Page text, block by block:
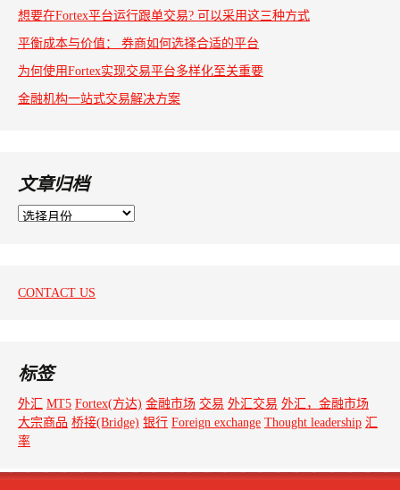
想要在Fortex平台运行跟单交易? 可以采用这三种方式
平衡成本与价值： 券商如何选择合适的平台
为何使用Fortex实现交易平台多样化至关重要
金融机构一站式交易解决方案
文章归档
文
CONTACT US
标签
外汇 MT5 Fortex(方达) 金融市场 交易 外汇交易 外汇，金融市场
大宗商品 桥接(Bridge) 银行 Foreign exchange Thought leadership 汇
率